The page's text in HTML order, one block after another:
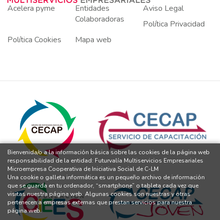
Acelera pyme
Entidades
Colaboradoras
Aviso Legal
Política Privacidad
Política Cookies
Mapa web
Bienvenida/o a la información básica sobre las cookies de la página web
responsabilidad de la entidad: Futurvalía Multiservicios Empresariales
Microempresa Cooperativa de Iniciativa Social de C-LM
Una cookie o galleta informática es un pequeño archivo de información
que se guarda en tu ordenador, “smartphone” o tableta cada vez que
visitas nuestra página web. Algunas cookies son nuestras y otras
pertenecen a empresas externas que prestan servicios para nuestra
página web.